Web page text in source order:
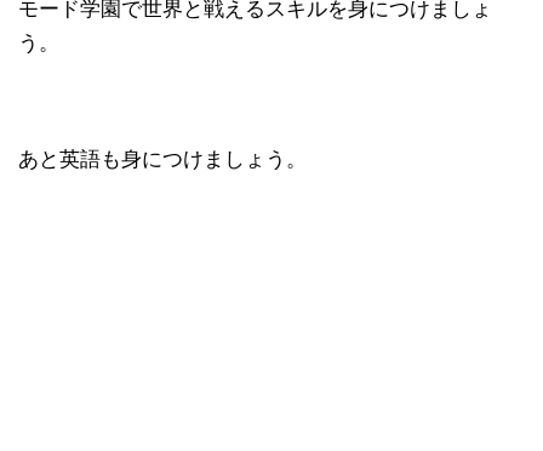
モード学園で世界と戦えるスキルを身につけましょ
う。
あと英語も身につけましょう。